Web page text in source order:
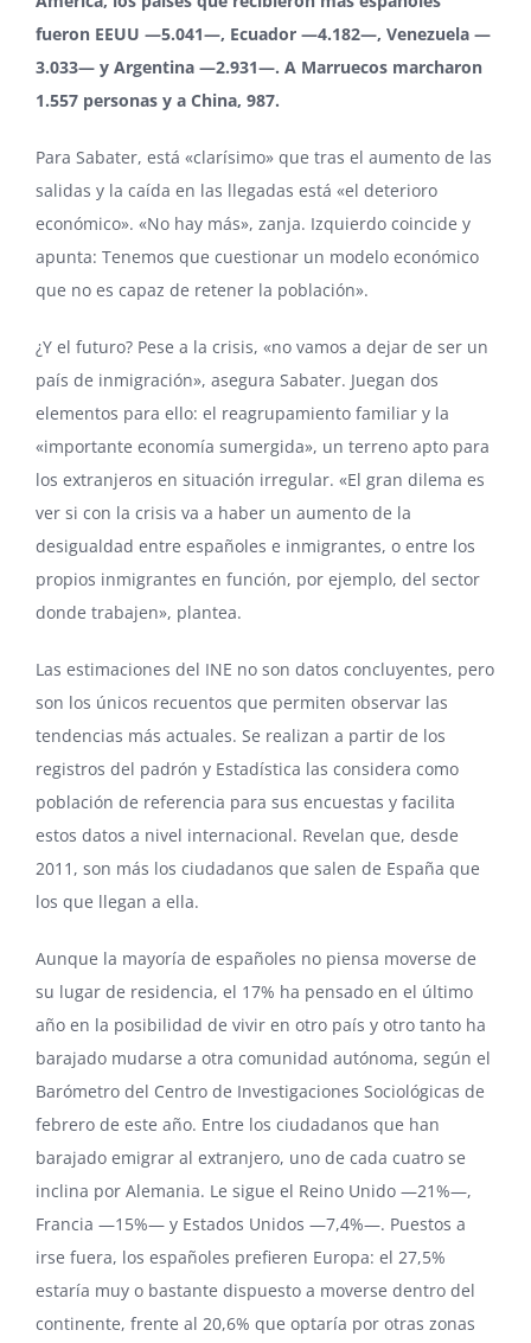
fueron EEUU —5.041—, Ecuador —4.182—, Venezuela —
3.033— y Argentina —2.931—. A Marruecos marcharon
1.557 personas y a China, 987.
Para Sabater, está «clarísimo» que tras el aumento de las
salidas y la caída en las llegadas está «el deterioro
económico». «No hay más», zanja. Izquierdo coincide y
apunta: Tenemos que cuestionar un modelo económico
que no es capaz de retener la población».
¿Y el futuro? Pese a la crisis, «no vamos a dejar de ser un
país de inmigración», asegura Sabater. Juegan dos
elementos para ello: el reagrupamiento familiar y la
«importante economía sumergida», un terreno apto para
los extranjeros en situación irregular. «El gran dilema es
ver si con la crisis va a haber un aumento de la
desigualdad entre españoles e inmigrantes, o entre los
propios inmigrantes en función, por ejemplo, del sector
donde trabajen», plantea.
Las estimaciones del INE no son datos concluyentes, pero
son los únicos recuentos que permiten observar las
tendencias más actuales. Se realizan a partir de los
registros del padrón y Estadística las considera como
población de referencia para sus encuestas y facilita
estos datos a nivel internacional. Revelan que, desde
2011, son más los ciudadanos que salen de España que
los que llegan a ella.
Aunque la mayoría de españoles no piensa moverse de
su lugar de residencia, el 17% ha pensado en el último
año en la posibilidad de vivir en otro país y otro tanto ha
barajado mudarse a otra comunidad autónoma, según el
Barómetro del Centro de Investigaciones Sociológicas de
febrero de este año. Entre los ciudadanos que han
barajado emigrar al extranjero, uno de cada cuatro se
inclina por Alemania. Le sigue el Reino Unido —21%—,
Francia —15%— y Estados Unidos —7,4%—. Puestos a
irse fuera, los españoles prefieren Europa: el 27,5%
estaría muy o bastante dispuesto a moverse dentro del
continente, frente al 20,6% que optaría por otras zonas